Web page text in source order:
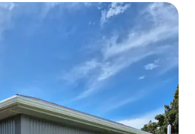
スです。